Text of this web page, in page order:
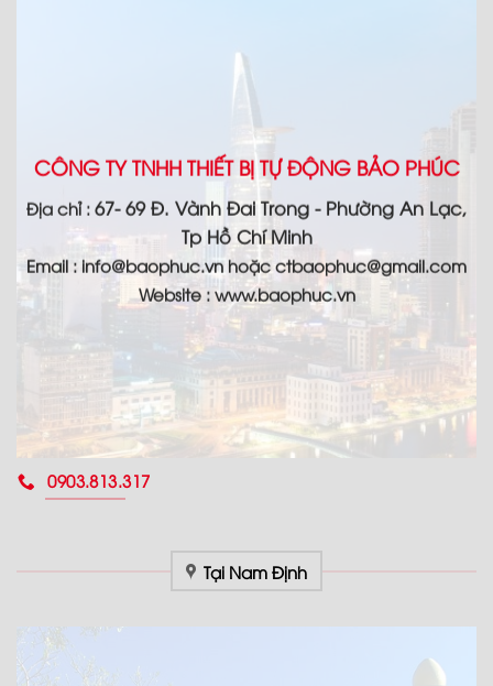
CÔNG TY TNHH THIẾT BỊ TỰ ĐỘNG BẢO PHÚC
Địa chỉ : 67- 69 Đ. Vành Đai Trong - Phường An Lạc,
Tp Hồ Chí Minh
Email : info@baophuc.vn hoặc ctbaophuc@gmail.com
Website : www.baophuc.vn
0903.813.317
Tại Nam Định